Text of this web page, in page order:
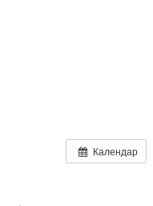
Календар